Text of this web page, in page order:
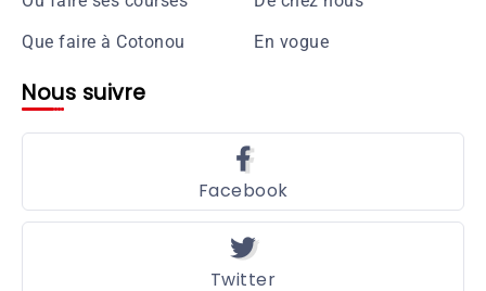
Que faire à Cotonou
En vogue
Nous suivre
Facebook
Twitter